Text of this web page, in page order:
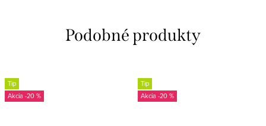
Tip
-20 %
Tip
-20 %